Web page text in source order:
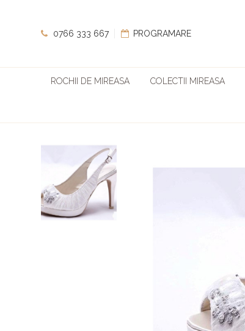
0766 333 667 PROGRAMARE
ROCHII DE MIREASA COLECTII MIREASA